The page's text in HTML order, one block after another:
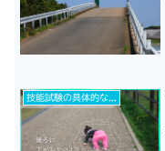
技能試験の具体的な練習ポイントとは？